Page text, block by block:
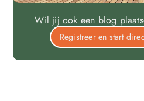
Wil jij ook een blog
Registreer en start